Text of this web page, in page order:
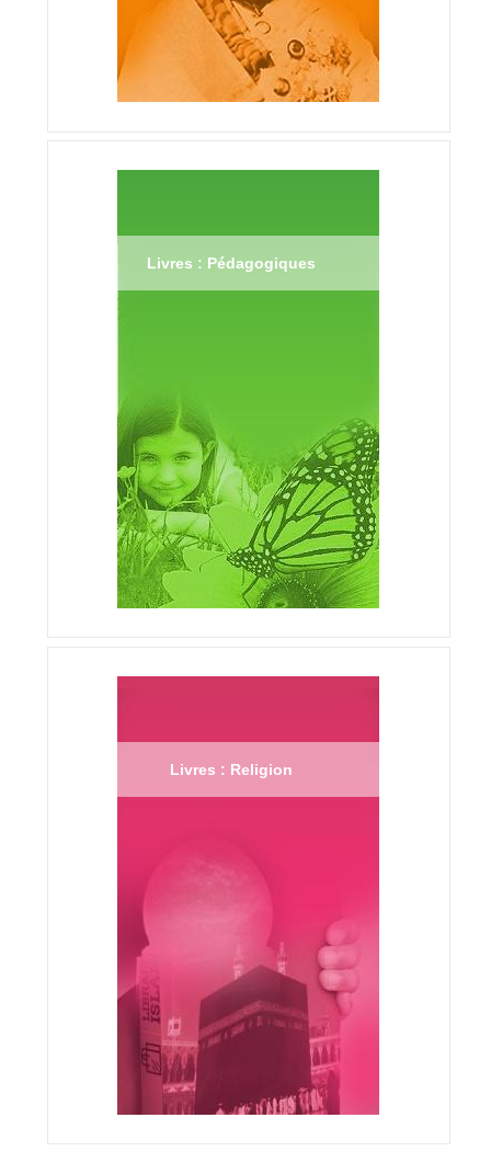
Livres : Pédagogiques
Livres : Religion